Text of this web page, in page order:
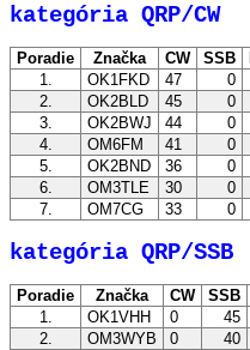
kategória QRP/CW
Poradie Značka CW SSB
1.
OK1FKD 47 0
2.
OK2BLD 45 0
3.
OK2BWJ 44 0
4.
OM6FM 41 0
5.
OK2BND 36 0
6.
OM3TLE 30 0
7.
OM7CG 33 0
kategória QRP/SSB
Poradie Značka CW SSB
1.
OK1VHH 0 45
2.
OM3WYB 0 40